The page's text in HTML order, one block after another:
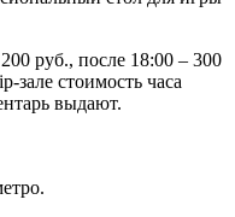
руб., после 18:00 – 300
зале стоимость часа
выдают.